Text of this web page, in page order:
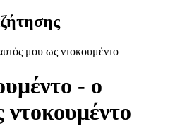
- ο